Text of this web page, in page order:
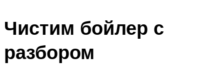
Чистим бойлер с
разбором